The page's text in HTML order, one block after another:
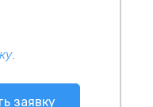
заявку